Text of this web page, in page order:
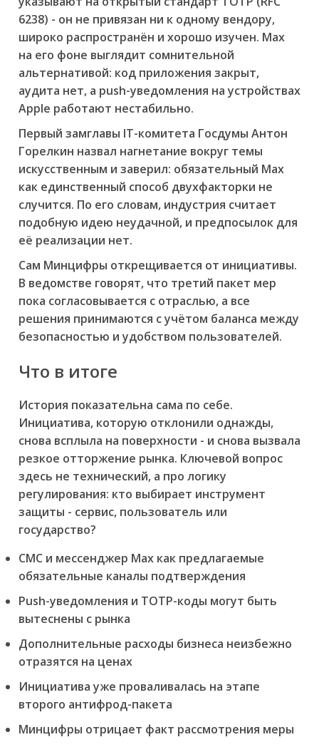
6238) - он не привязан ни к одному вендору,
широко распространён и хорошо изучен. Max
на его фоне выглядит сомнительной
альтернативой: код приложения закрыт,
аудита нет, а push-уведомления на устройствах
Apple работают нестабильно.
Первый замглавы IT-комитета Госдумы Антон
Горелкин назвал нагнетание вокруг темы
искусственным и заверил: обязательный Max
как единственный способ двухфакторки не
случится. По его словам, индустрия считает
подобную идею неудачной, и предпосылок для
её реализации нет.
Сам Минцифры открещивается от инициативы.
В ведомстве говорят, что третий пакет мер
пока согласовывается с отраслью, а все
решения принимаются с учётом баланса между
безопасностью и удобством пользователей.
Что в итоге
История показательна сама по себе.
Инициатива, которую отклонили однажды,
снова всплыла на поверхности - и снова вызвала
резкое отторжение рынка. Ключевой вопрос
здесь не технический, а про логику
регулирования: кто выбирает инструмент
защиты - сервис, пользователь или
государство?
СМС и мессенджер Max как предлагаемые
обязательные каналы подтверждения
Push-уведомления и TOTP-коды могут быть
вытеснены с рынка
Дополнительные расходы бизнеса неизбежно
отразятся на ценах
Инициатива уже проваливалась на этапе
второго антифрод-пакета
Минцифры отрицает факт рассмотрения меры